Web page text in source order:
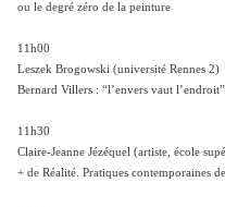
ou le degré zéro de la peinture
11h00
Leszek Brogowski (université Rennes 2)
Bernard Villers : “lʼenvers vaut lʼendroit”
11h30
Claire-Jeanne Jézéquel (artiste, école
+ de Réalité. Pratiques contemporaines